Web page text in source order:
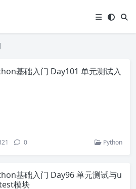
基础入门 Day101 单元测试入
0 Python
基础入门 Day96 单元测试与u
模块